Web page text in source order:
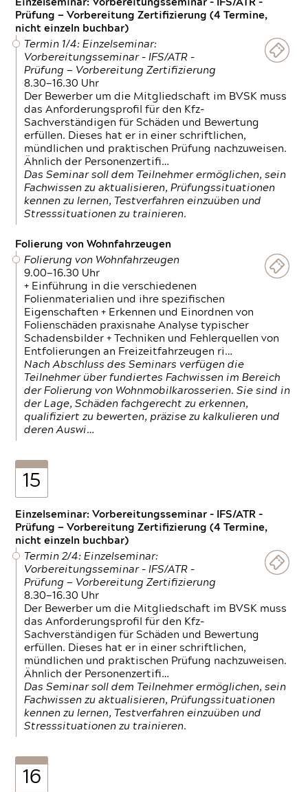
Einzelseminar: Vorbereitungsseminar - IFS/ATR -
Prüfung — Vorbereitung Zertifizierung (4 Termine,
nicht einzeln buchbar)
Termin 1/4: Einzelseminar:
Vorbereitungsseminar - IFS/ATR -
Prüfung — Vorbereitung Zertifizierung
8.30—16.30 Uhr
Der Bewerber um die Mitgliedschaft im BVSK muss
das Anforderungsprofil für den Kfz-
Sachverständigen für Schäden und Bewertung
erfüllen. Dieses hat er in einer schriftlichen,
mündlichen und praktischen Prüfung nachzuweisen.
Ähnlich der Personenzertifi…
Das Seminar soll dem Teilnehmer ermöglichen, sein
Fachwissen zu aktualisieren, Prüfungssituationen
kennen zu lernen, Testverfahren einzuüben und
Stresssituationen zu trainieren.
Folierung von Wohnfahrzeugen
Folierung von Wohnfahrzeugen
9.00—16.30 Uhr
+ Einführung in die verschiedenen
Folienmaterialien und ihre spezifischen
Eigenschaften + Erkennen und Einordnen von
Folienschäden praxisnahe Analyse typischer
Schadensbilder + Techniken und Fehlerquellen von
Entfolierungen an Freizeitfahrzeugen ri…
Nach Abschluss des Seminars verfügen die
Teilnehmer über fundiertes Fachwissen im Bereich
der Folierung von Wohnmobilkarosserien. Sie sind in
der Lage, Schäden fachgerecht zu erkennen,
qualifiziert zu bewerten, präzise zu kalkulieren und
deren Auswi…
15
Einzelseminar: Vorbereitungsseminar - IFS/ATR -
Prüfung — Vorbereitung Zertifizierung (4 Termine,
nicht einzeln buchbar)
Termin 2/4: Einzelseminar:
Vorbereitungsseminar - IFS/ATR -
Prüfung — Vorbereitung Zertifizierung
8.30—16.30 Uhr
Der Bewerber um die Mitgliedschaft im BVSK muss
das Anforderungsprofil für den Kfz-
Sachverständigen für Schäden und Bewertung
erfüllen. Dieses hat er in einer schriftlichen,
mündlichen und praktischen Prüfung nachzuweisen.
Ähnlich der Personenzertifi…
Das Seminar soll dem Teilnehmer ermöglichen, sein
Fachwissen zu aktualisieren, Prüfungssituationen
kennen zu lernen, Testverfahren einzuüben und
Stresssituationen zu trainieren.
16